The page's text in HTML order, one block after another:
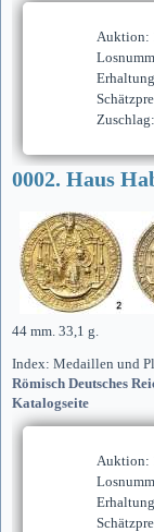
Auktion:
0002. Haus
44 mm. 33,1 g.
Index: Medaillen und
Römisch Deutsches
Katalogseite
Auktion: